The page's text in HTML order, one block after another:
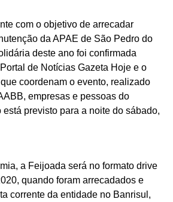
com o objetivo de arrecadar
da APAE de São Pedro do
deste ano foi confirmada
de Notícias Gazeta Hoje e o
coordenam o evento, realizado
empresas e pessoas do
está previsto para a noite do sábado,
a Feijoada será no formato drive
quando foram arrecadados e
corrente da entidade no Banrisul,